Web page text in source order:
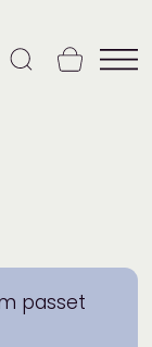
passet